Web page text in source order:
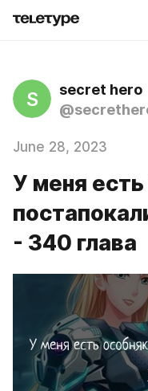
S
secret hero
June 28, 2023
У меня
- 340 глава